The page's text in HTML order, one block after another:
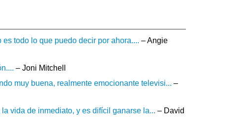
todo lo que puedo decir por ahora.... – Angie
– Joni Mitchell
muy buena, realmente emocionante televisi... –
vida de inmediato, y es difícil ganarse la... – David